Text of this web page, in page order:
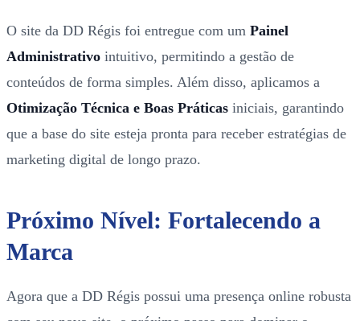
O site da DD Régis foi entregue com um Painel
Administrativo intuitivo, permitindo a gestão de
conteúdos de forma simples. Além disso, aplicamos a
Otimização Técnica e Boas Práticas iniciais, garantindo
que a base do site esteja pronta para receber estratégias de
marketing digital de longo prazo.
Próximo Nível: Fortalecendo a
Marca
Agora que a DD Régis possui uma presença online robusta